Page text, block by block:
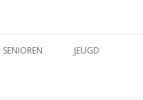
SENIOREN JEUGD